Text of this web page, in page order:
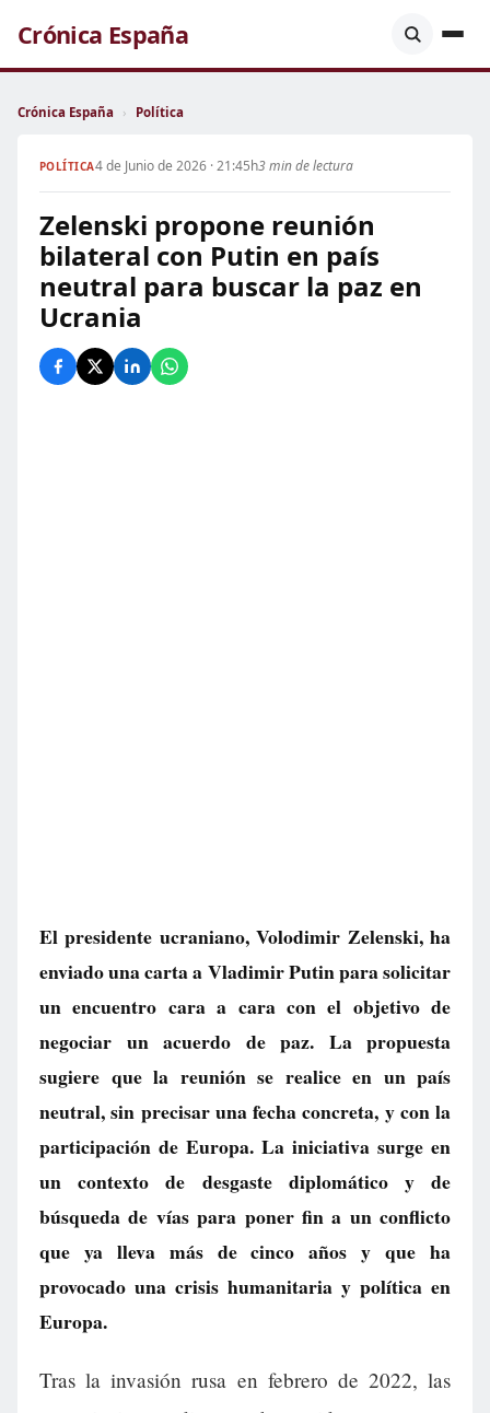
Crónica España
Crónica España › Política
POLÍTICA4 de Junio de 2026 · 21:45h3 min de lectura
Zelenski propone reunión
bilateral con Putin en país
neutral para buscar la paz en
Ucrania
El presidente ucraniano, Volodimir Zelenski, ha
enviado una carta a Vladimir Putin para solicitar
un encuentro cara a cara con el objetivo de
negociar un acuerdo de paz. La propuesta
sugiere que la reunión se realice en un país
neutral, sin precisar una fecha concreta, y con la
participación de Europa. La iniciativa surge en
un contexto de desgaste diplomático y de
búsqueda de vías para poner fin a un conflicto
que ya lleva más de cinco años y que ha
provocado una crisis humanitaria y política en
Europa.
Tras la invasión rusa en febrero de 2022, las